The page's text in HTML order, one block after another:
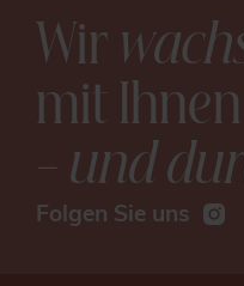
Wir
mit Ihnen
– und
Folgen Sie uns